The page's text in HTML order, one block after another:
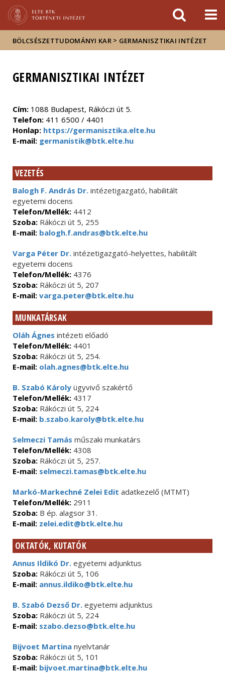
sajtóban
BÖLCSÉSZETTUDOMÁNYI KAR > GERMANISZTIKAI INTÉZET
GERMANISZTIKAI INTÉZET
Cím: 1088 Budapest, Rákóczi út 5.
Telefon: 411 6500 / 4401
Honlap: https://germanisztika.elte.hu
E-mail: germanistik@btk.elte.hu
VEZETÉS
Balogh F. András Dr. intézetigazgató, habilitált
egyetemi docens
Telefon/Mellék: 4412
Szoba: Rákóczi út 5, 255
E-mail: balogh.f.andras@btk.elte.hu
Varga Péter Dr. intézetigazgató-helyettes, habilitált
egyetemi docens
Telefon/Mellék: 4376
Szoba: Rákóczi út 5, 207
E-mail: varga.peter@btk.elte.hu
MUNKATÁRSAK
Oláh Ágnes intézeti előadó
Telefon/Mellék: 4401
Szoba: Rákóczi út 5, 254.
E-mail: olah.agnes@btk.elte.hu
B. Szabó Károly ügyvivő szakértő
Telefon/Mellék: 4317
Szoba: Rákóczi út 5, 224
E-mail: b.szabo.karoly@btk.elte.hu
Selmeczi Tamás műszaki munkatárs
Telefon/Mellék: 4308
Szoba: Rákóczi út 5, 257.
E-mail: selmeczi.tamas@btk.elte.hu
Markó-Markechné Zelei Edit adatkezelő (MTMT)
Telefon/Mellék: 2911
Szoba: B ép. alagsor 31.
E-mail: zelei.edit@btk.elte.hu
OKTATÓK, KUTATÓK
Annus Ildikó Dr. egyetemi adjunktus
Szoba: Rákóczi út 5, 106
E-mail: annus.ildiko@btk.elte.hu
B. Szabó Dezső Dr. egyetemi adjunktus
Szoba: Rákóczi út 5, 224
E-mail: szabo.dezso@btk.elte.hu
Bijvoet Martina nyelvtanár
Szoba: Rákóczi út 5, 101
E-mail: bijvoet.martina@btk.elte.hu